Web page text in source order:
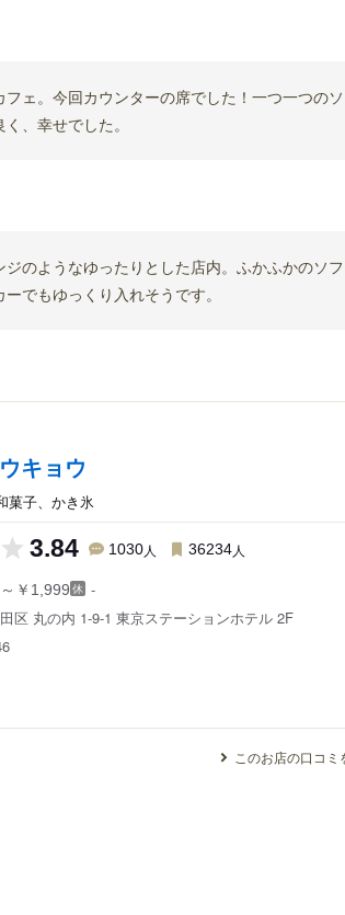
ェ。今回カウンターの席でした！一つ一つの
、幸せでした。
のようなゆったりとした店内。ふかふかのソ
でもゆっくり入れそうです。
キョウ
菓子、かき氷
3.84 1030人 36234人
￥1,999
-
区 丸の内 1-9-1 東京ステーションホテル 2F
このお店の口コミ